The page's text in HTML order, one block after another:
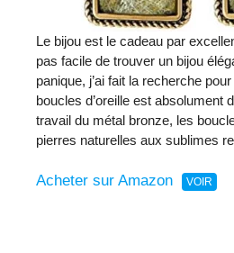
Le bijou est le cadeau par
pas facile de trouver un bijou
panique, j’ai fait la recherche
boucles d’oreille est absolument
travail du métal bronze, les
pierres naturelles aux sublimes
Acheter sur Amazon